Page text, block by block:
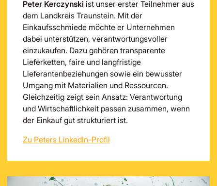
Peter Kerczynski ist unser erster Teilnehmer aus
dem Landkreis Traunstein. Mit der
Einkaufsschmiede möchte er Unternehmen
dabei unterstützen, verantwortungsvoller
einzukaufen. Dazu gehören transparente
Lieferketten, faire und langfristige
Lieferantenbeziehungen sowie ein bewusster
Umgang mit Materialien und Ressourcen.
Gleichzeitig zeigt sein Ansatz: Verantwortung
und Wirtschaftlichkeit passen zusammen, wenn
der Einkauf gut strukturiert ist.
Zu Peters LinkedIn-Profil